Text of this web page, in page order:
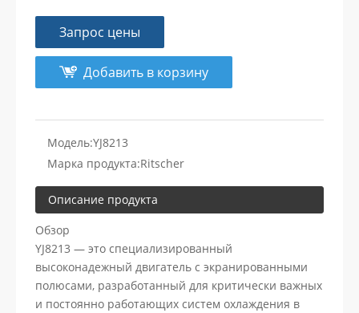
Запрос цены
Добавить в корзину
Модель:YJ8213
Марка продукта:Ritscher
Описание продукта
Обзор
YJ8213 — это специализированный
высоконадежный двигатель с экранированными
полюсами, разработанный для критически важных
и постоянно работающих систем охлаждения в